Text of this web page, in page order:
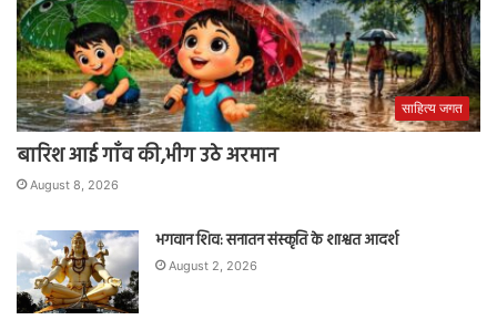
साहित्य जगत
बारिश आई गाँव की,भीग उठे अरमान
August 8, 2026
भगवान शिव: सनातन संस्कृति के शाश्वत आदर्श
August 2, 2026